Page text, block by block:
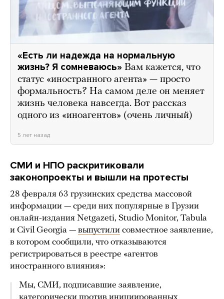
«Есть ли надежда на нормальную
жизнь? Я сомневаюсь» Вам кажется, что
статус «иностранного агента» — просто
формальность? На самом деле он меняет
жизнь человека навсегда. Вот рассказ
одного из «иноагентов» (очень личный)
5 лет назад
СМИ и НПО раскритиковали
законопроекты и вышли на протесты
28 февраля 63 грузинских средства массовой
информации — среди них популярные в Грузии
онлайн-издания Netgazeti, Studio Monitor, Tabula
и Civil Georgia — выпустили совместное заявление,
в котором сообщили, что отказываются
регистрироваться в реестре «агентов
иностранного влияния»:
Мы, СМИ, подписавшие заявление,